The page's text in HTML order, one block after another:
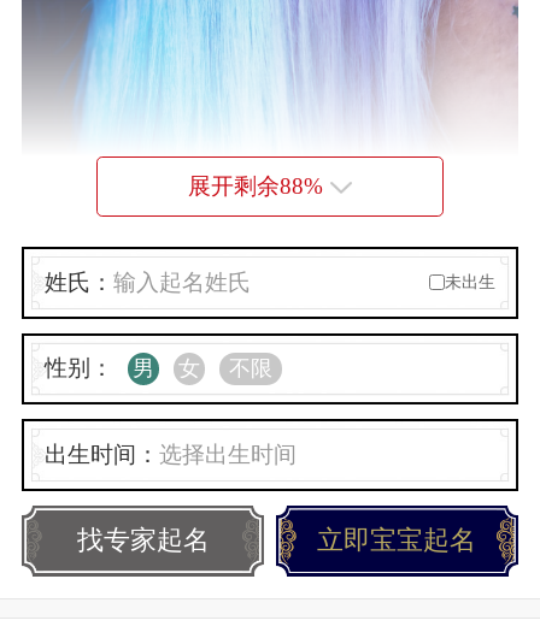
────────
✿゛我们一起闹❤
▓小做作゜ ╰＇
展开剩余88%
姓氏： 未出生
性别： 男 女 不限
出生时间：
找专家起名 立即宝宝起名